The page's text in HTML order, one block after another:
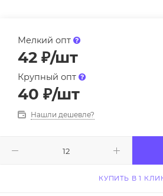
Мелкий опт
42 ₽/шт
Крупный опт
40 ₽/шт
Нашли дешевле?
КУПИТЬ В 1